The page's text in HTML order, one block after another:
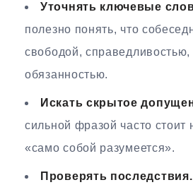
Уточнять ключевые
полезно понять, что
свободой,
обязанностью.
Искать скрытое
сильной фразой часто стоит
«само собой разумеется».
Проверять последствия.